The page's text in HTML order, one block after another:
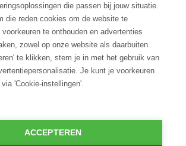
die passen bij jouw situatie.
die reden cookies om de website te
te onthouden en advertenties
zowel op onze website als daarbuiten.
te klikken, stem je in met het gebruik van
Je kunt je voorkeuren
'Cookie-instellingen'.
ACCEPTEREN